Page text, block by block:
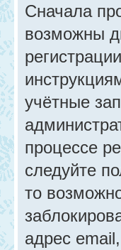
Сначала
возможны
учётные
процессе
следуйте
то
адрес